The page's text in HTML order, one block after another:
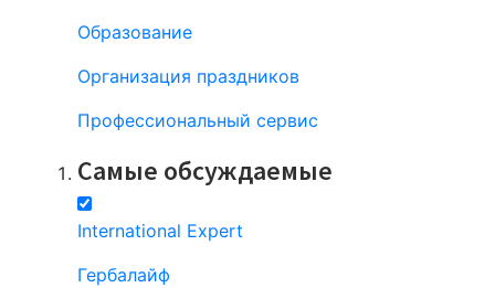
Образование
Организация праздников
Профессиональный сервис
Самые обсуждаемые
International Expert
Гербалайф